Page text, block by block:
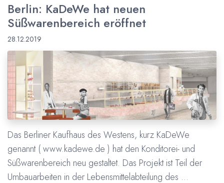
Berlin: KaDeWe hat neuen
Süßwarenbereich eröffnet
28.12.2019
Das Berliner Kaufhaus des Westens, kurz KaDeWe
genannt ( www.kadewe.de ) hat den Konditorei- und
Süßwarenbereich neu gestaltet. Das Projekt ist Teil der
Umbauarbeiten in der Lebensmittelabteilung des ...